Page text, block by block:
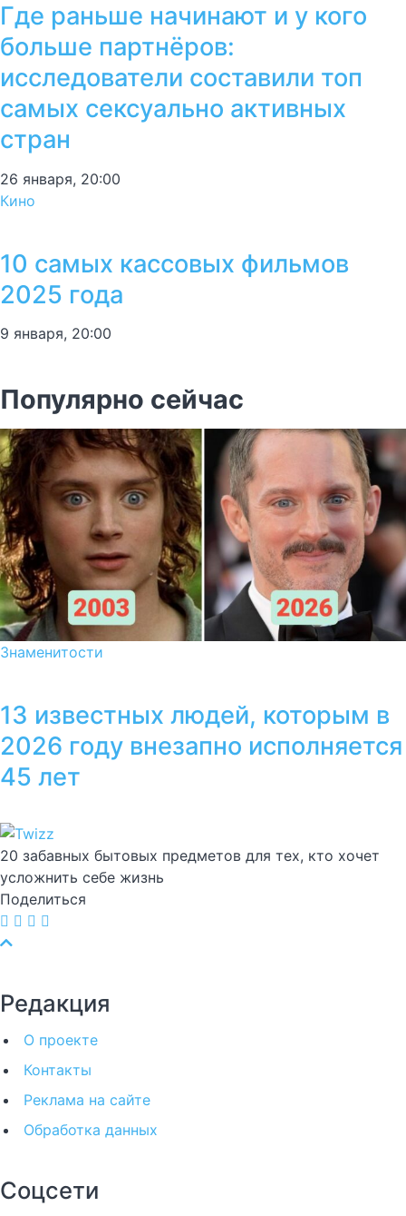
Где раньше начинают и у кого
больше партнёров:
исследователи составили топ
самых сексуально активных
стран
26 января, 20:00
Кино
10 самых кассовых фильмов
2025 года
9 января, 20:00
Популярно сейчас
Знаменитости
13 известных людей, которым в
2026 году внезапно исполняется
45 лет
20 забавных бытовых предметов для тех, кто хочет
усложнить себе жизнь
Поделиться
Редакция
О проекте
Контакты
Реклама на сайте
Обработка данных
Соцсети